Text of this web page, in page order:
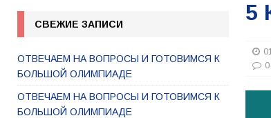
ОТВЕЧАЕМ НА ВОПРОСЫ
5
0
СВЕЖИЕ ЗАПИСИ
ОТВЕЧАЕМ НА ВОПРОСЫ И ГОТОВИМСЯ К
БОЛЬШОЙ ОЛИМПИАДЕ
ОТВЕЧАЕМ НА ВОПРОСЫ И ГОТОВИМСЯ К
БОЛЬШОЙ ОЛИМПИАДЕ